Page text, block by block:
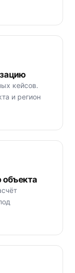
кейсов.
и регион